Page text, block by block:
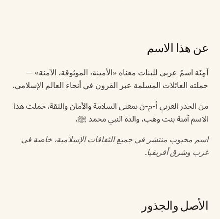
عن هذا الاسم
آمِنَة اسمٌ عربي للبنات معناه «الأمينة، الموثوقة، الآمنة» —
حملته العائلات المسلمة عبر القرون في أنحاء العالم الإسلامي.
من الجذر العربي أ-م-ن بمعنى السلامة والأمان والثقة. حملت هذا
الاسم آمنة بنت وهب، والدة النبي محمد ﷺ.
اسم محبوب منتشر في جميع الثقافات الإسلامية، خاصة في
غرب وشرق أفريقيا.
الأصل والجذور